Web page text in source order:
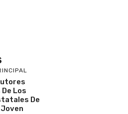
Los
De